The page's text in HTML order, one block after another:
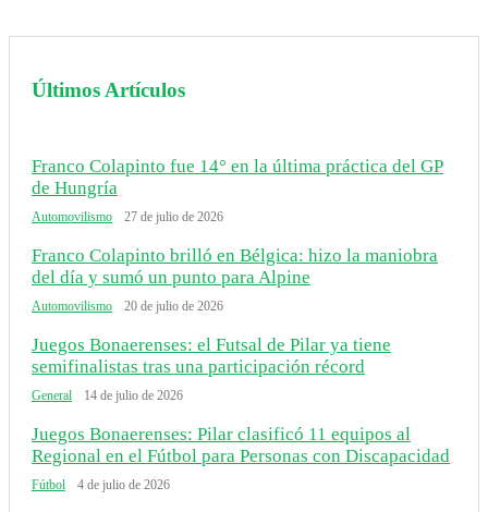
Últimos Artículos
Franco Colapinto fue 14° en la última práctica del GP
de Hungría
Automovilismo 27 de julio de 2026
Franco Colapinto brilló en Bélgica: hizo la maniobra
del día y sumó un punto para Alpine
Automovilismo 20 de julio de 2026
Juegos Bonaerenses: el Futsal de Pilar ya tiene
semifinalistas tras una participación récord
General 14 de julio de 2026
Juegos Bonaerenses: Pilar clasificó 11 equipos al
Regional en el Fútbol para Personas con Discapacidad
Fútbol 4 de julio de 2026